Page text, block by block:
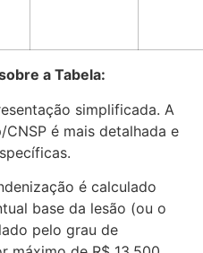
a Tabela:
simplificada. A
é mais detalhada e
é calculado
base da lesão (ou o
pelo grau de